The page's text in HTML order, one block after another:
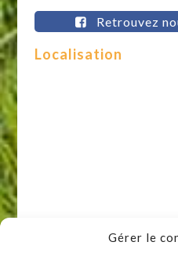
Gérer le
Retrouvez
Localisation